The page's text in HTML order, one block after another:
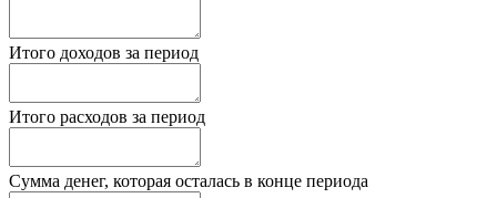
Итого доходов за период
Итого расходов за период
Сумма денег, которая осталась в конце периода